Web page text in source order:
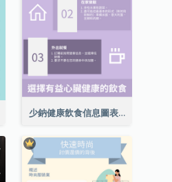
少鈉健康飲食信息圖表